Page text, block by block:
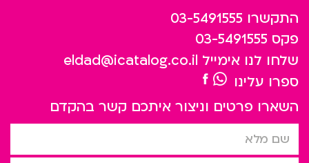
התקשרו 03-5491555
פקס 03-5491555
שלחו לנו אימייל eldad@icatalog.co.il
ספרו עלינו
השארו פרטים וניצור איתכם קשר בהקדם
שם מלא